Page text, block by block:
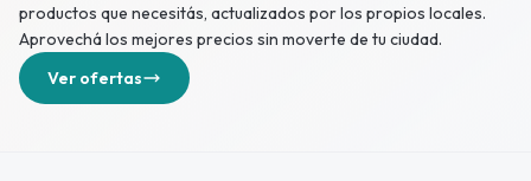
productos que necesitás, actualizados por los propios locales.
Aprovechá los mejores precios sin moverte de tu ciudad.
Ver ofertas